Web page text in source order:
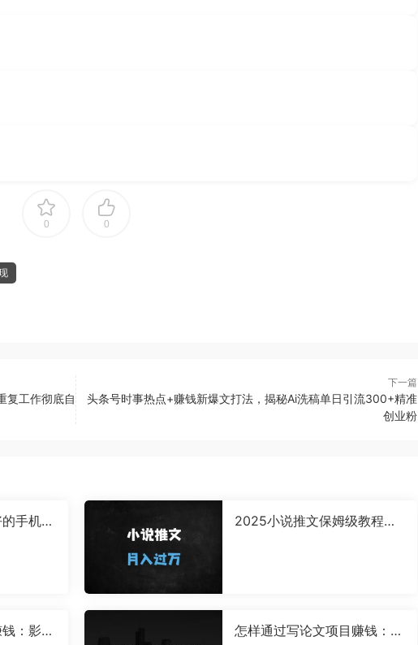
0 0
复工作彻底自
下一篇
头条号时事热点+赚钱新爆文打法，揭秘Ai洗稿单日引流300+精准
创业粉
手机项
2025小说推文保姆级教程：
：影视
怎样通过写论文项目赚钱：2